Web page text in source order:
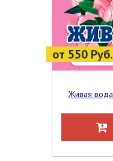
от 550 Руб.
Живая вода для рододендронов и